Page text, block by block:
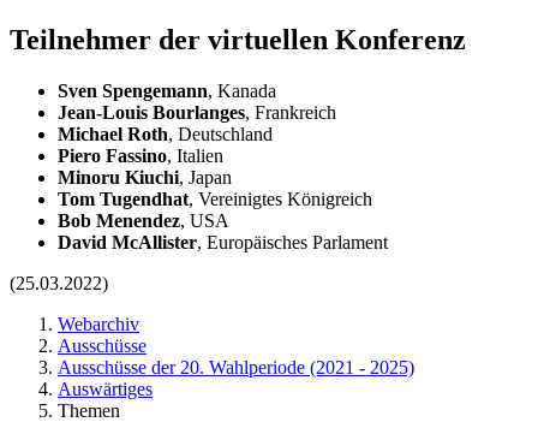
Teilnehmer der virtuellen Konferenz
Sven Spengemann, Kanada
Jean-Louis Bourlanges, Frankreich
Michael Roth, Deutschland
Piero Fassino, Italien
Minoru Kiuchi, Japan
Tom Tugendhat, Vereinigtes Königreich
Bob Menendez, USA
David McAllister, Europäisches Parlament
(25.03.2022)
Webarchiv
Ausschüsse
Ausschüsse der 20. Wahlperiode (2021 - 2025)
Auswärtiges
Themen